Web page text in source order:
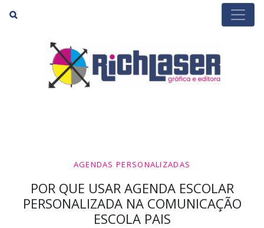
AGENDAS PERSONALIZADAS
POR QUE USAR AGENDA ESCOLAR
PERSONALIZADA NA COMUNICAÇÃO
ESCOLA PAIS